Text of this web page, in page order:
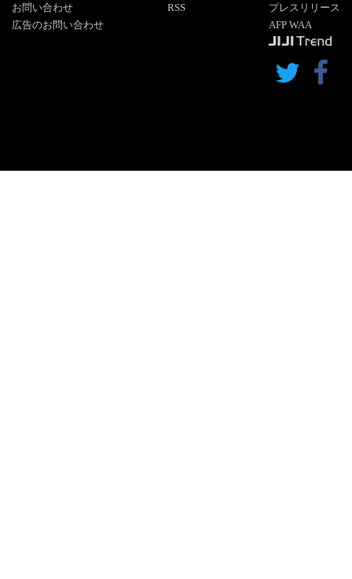
お問い合わせ
広告のお問い合わせ
RSS
プレスリリース
AFP WAA